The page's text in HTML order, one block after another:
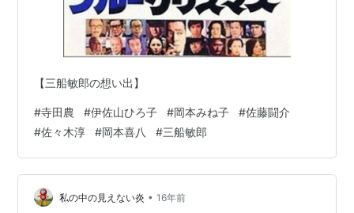
【三船敏郎の想い出】
#寺田農 #伊佐山ひろ子 #岡本みね子 #佐藤闘介
#佐々木淳 #岡本喜八 #三船敏郎
私の中の見えない炎 • 16年前